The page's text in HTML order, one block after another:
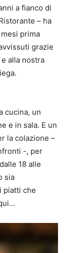
a fianco di
– ha
prima
grazie
alla nostra
cucina, un
e in sala. E un
la colazione –
-, per
18 alle
sia
piatti che